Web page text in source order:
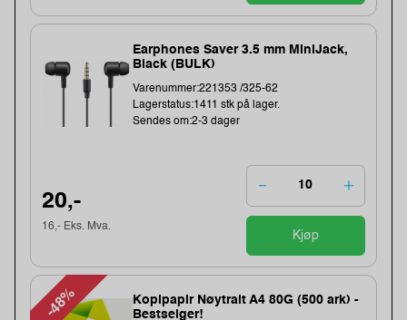
Earphones Saver 3.5 mm MiniJack,
Black (BULK)
Varenummer:221353 /325-62
Lagerstatus:1411 stk på lager.
Sendes om:2-3 dager
20,-
16,- Eks. Mva.
Kjøp
-48%
Kopipapir Nøytralt A4 80G (500 ark) -
Bestselger!